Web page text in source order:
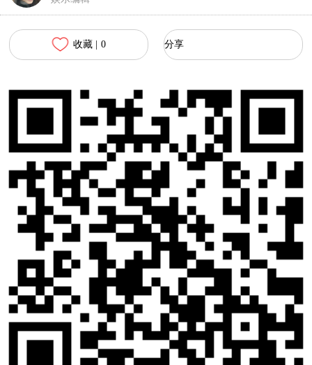
收藏 | 0 分享